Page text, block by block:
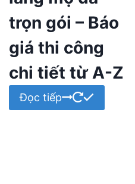
trọn gói – Báo
giá thi công
chi tiết từ A-Z
Đọc tiếp